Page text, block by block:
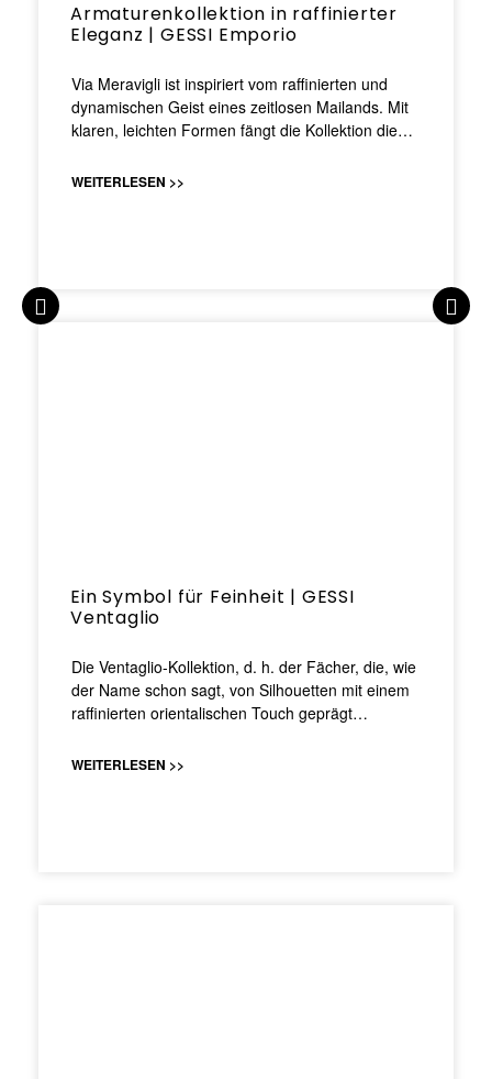
Armaturenkollektion in raffinierter
Eleganz | GESSI Emporio
Via Meravigli ist inspiriert vom raffinierten und
dynamischen Geist eines zeitlosen Mailands. Mit
klaren, leichten Formen fängt die Kollektion die…
WEITERLESEN >>
Ein Symbol für Feinheit | GESSI
Ventaglio
Die Ventaglio-Kollektion, d. h. der Fächer, die, wie
der Name schon sagt, von Silhouetten mit einem
raffinierten orientalischen Touch geprägt…
WEITERLESEN >>